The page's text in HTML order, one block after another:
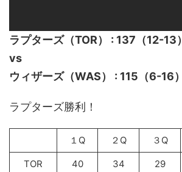
ラプターズ（TOR） : 137（12-13）
vs
ウィザーズ（WAS） : 115（6-16）
ラプターズ勝利！
１Q ２Q ３Q
TOR 40 34 29